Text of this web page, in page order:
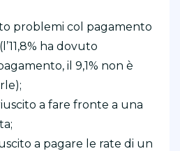
problemi col pagamento
ha dovuto
il 9,1% non è
a fare fronte a una
a pagare le rate di un